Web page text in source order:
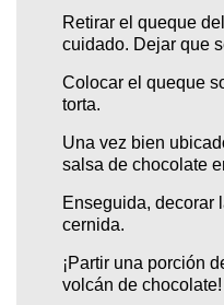
Retirar el queque
cuidado. Dejar que
Colocar el queque
torta.
Una vez bien
salsa de chocolate
Enseguida, decorar
cernida.
¡Partir una porción
volcán de chocolate!